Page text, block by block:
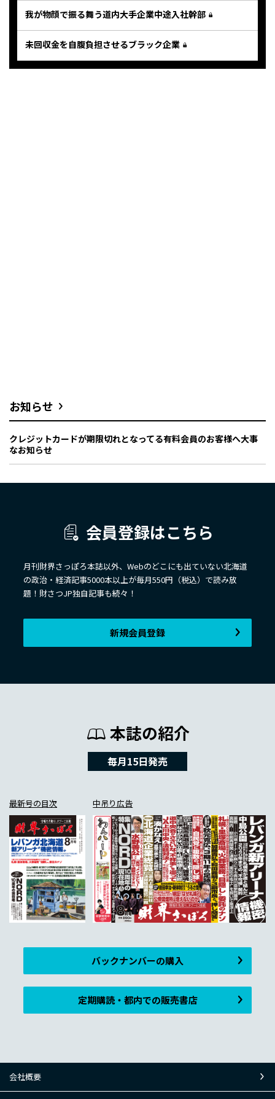
我が物顔で振る舞う道内大手企業中途入社幹部
未回収金を自腹負担させるブラック企業
お知らせ
クレジットカードが期限切れとなってる有料会員のお客様へ大事
なお知らせ
会員登録はこちら
月刊財界さっぽろ本誌以外、Webのどこにも出ていない北海道
の政治・経済記事5000本以上が毎月550円（税込）で読み放
題！財さつJP独自記事も続々！
新規会員登録
本誌の紹介
毎月15日発売
最新号の目次 中吊り広告
バックナンバーの購入
定期購読・都内での販売書店
会社概要